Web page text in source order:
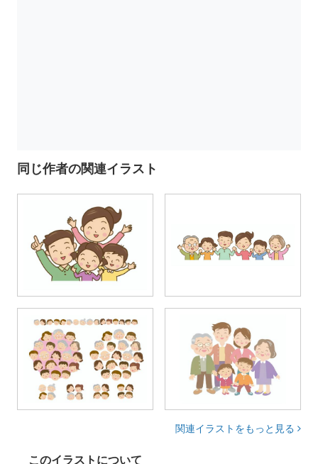
同じ作者の関連イラスト
関連イラストをもっと見る
このイラストについて